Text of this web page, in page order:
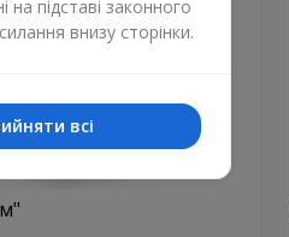
підставі законного
внизу сторінки.
всі